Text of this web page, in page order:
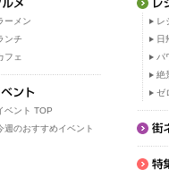
ーメン
ンチ
フェ
ベント TOP
週のおすすめイベント
レ
日
パ
絶
ゼ